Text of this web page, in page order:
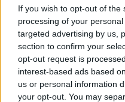
If you wish to opt-out of
processing of your
targeted advertising by us,
section to confirm your
opt-out request is
interest-based ads based
us or personal information
your opt-out. You may